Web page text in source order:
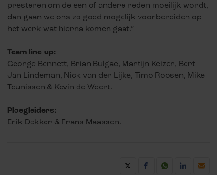
presteren om de een of andere reden moeilijk wordt,
dan gaan we ons zo goed mogelijk voorbereiden op
het werk wat hierna komen gaat.”
Team line-up:
George Bennett, Brian Bulgac, Martijn Keizer, Bert-
Jan Lindeman, Nick van der Lijke, Timo Roosen, Mike
Teunissen & Kevin de Weert.
Ploegleiders:
Erik Dekker & Frans Maassen.